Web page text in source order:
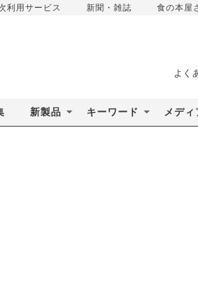
利用サービス 新聞・雑誌 食の本屋
よく
新製品 キーワード メディ